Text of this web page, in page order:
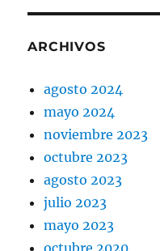
ARCHIVOS
agosto 2024
mayo 2024
noviembre 2023
octubre 2023
agosto 2023
julio 2023
mayo 2023
octubre 2020